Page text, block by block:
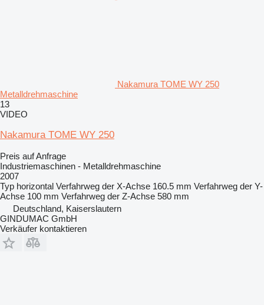
Nakamura TOME WY 250
Metalldrehmaschine
13
VIDEO
Nakamura TOME WY 250
Preis auf Anfrage
Industriemaschinen - Metalldrehmaschine
2007
Typ horizontal Verfahrweg der X-Achse 160.5 mm Verfahrweg der Y-
Achse 100 mm Verfahrweg der Z-Achse 580 mm
Deutschland, Kaiserslautern
GINDUMAC GmbH
Verkäufer kontaktieren